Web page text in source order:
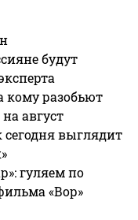
будут
кому разобьют
август
сегодня выглядит
гуляем по
«Вор»